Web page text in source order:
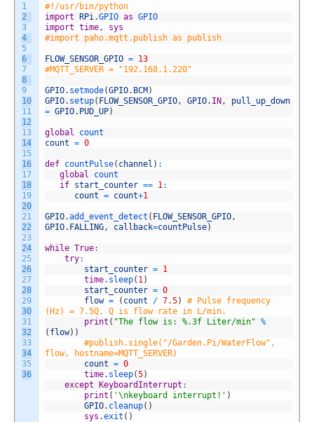
1
2
3
4
5
6
7
8
9
10
11
12
13
14
15
16
17
18
19
20
21
22
23
24
25
26
27
28
29
30
31
32
33
34
35
36
#!/usr/bin/python
import RPi.GPIO as GPIO
import time,
sys
#import paho.mqtt.publish as publish
FLOW_SENSOR_GPIO = 13
#MQTT_SERVER = "192.168.1.220"
GPIO. setmode(GPIO. BCM)
GPIO. setup( FLOW_SENSOR_GPIO, GPIO. IN,
pull_up_down
= GPIO. PUD_UP)
global
count
count = 0
def countPulse( channel ) :
global
count
if start_counter == 1:
count = count+1
GPIO.add_event_detect ( FLOW_SENSOR_GPIO,
GPIO. FALLING, callback=countPulse)
while True:
try:
start_counter = 1
time. sleep( 1)
start_counter = 0
flow = ( count / 7.5)
# Pulse frequency
(Hz) = 7.5Q, Q is flow rate in L/min.
print ( "The flow is: %.3f Liter/min" %
( flow) )
#publish.single("/Garden.Pi/WaterFlow",
flow, hostname=MQTT_SERVER)
count = 0
time. sleep(5)
except KeyboardInterrupt :
print ( '\nkeyboard interrupt!' )
GPIO. cleanup( )
sys .exit ( )